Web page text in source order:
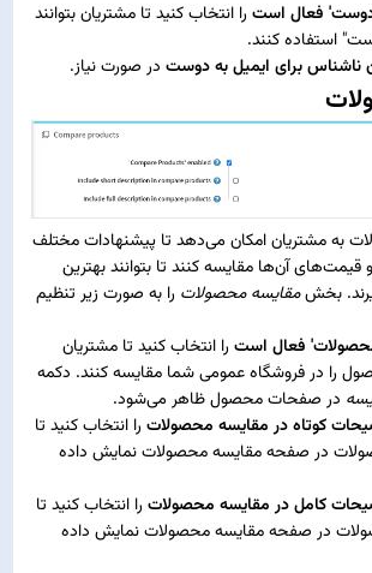
دوست' فعال است را انتخاب کنید تا مشتریان بتوانند
استفاده کنند.
ناشناس برای ایمیل به دوست در صورت نیاز.
به مشتریان امکان می‌دهد تا پیشنهادات مختلف
قیمت‌های آن‌ها مقایسه کنند تا بتوانند بهترین
بخشمقایسه محصولات را به صورت زیر تنظیم
فعال است را انتخاب کنید تا مشتریان
را در فروشگاه عمومی شما مقایسه کنند. دکمه
در صفحات محصول ظاهر می‌شود.
کوتاه در مقایسه محصولات را انتخاب کنید تا
در صفحه مقایسه محصولات نمایش داده
کامل در مقایسه محصولات را انتخاب کنید تا
در صفحه مقایسه محصولات نمایش داده